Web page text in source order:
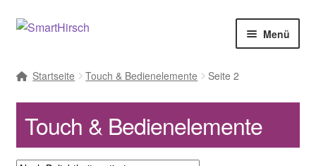
Menü
Startseite Touch & Bedienelemente Seite 2
Touch & Bedienelemente